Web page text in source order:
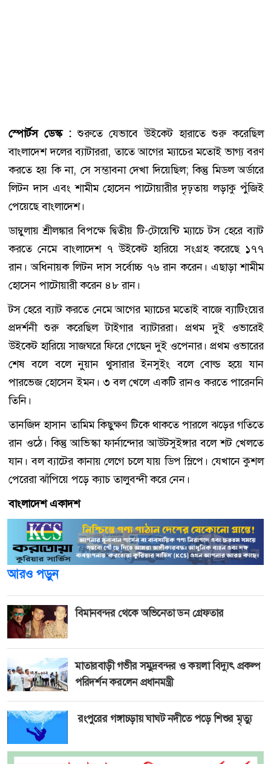
স্পোর্টস ডেস্ক :শুরুতে যেভাবে উইকেট হারাতে শুরু করেছিল
বাংলাদেশ দলের ব্যাটাররা, তাতে আগের ম্যাচের মতোই ভাগ্য বরণ
করতে হয় কি না, সে সম্ভাবনা দেখা দিয়েছিল; কিন্তু মিডল অর্ডারে
লিটন দাস এবং শামীম হোসেন পাটোয়ারীর দৃঢ়তায় লড়াকু পুঁজিই
পেয়েছে বাংলাদেশ।
ডাম্বুলায় শ্রীলঙ্কার বিপক্ষে দ্বিতীয় টি-টোয়েন্টি ম্যাচে টস হেরে ব্যাট
করতে নেমে বাংলাদেশ ৭ উইকেট হারিয়ে সংগ্রহ করেছে ১৭৭
রান। অধিনায়ক লিটন দাস সর্বোচ্চ ৭৬ রান করেন। এছাড়া শামীম
হোসেন পাটোয়ারী করেন ৪৮ রান।
টস হেরে ব্যাট করতে নেমে আগের ম্যাচের মতোই বাজে ব্যাটিংয়ের
প্রদর্শনী শুরু করেছিল টাইগার ব্যাটাররা। প্রথম দুই ওভারেই
উইকেট হারিয়ে সাজঘরে ফিরে গেছেন দুই ওপেনার। প্রথম ওভারের
শেষ বলে বলে নুয়ান থুসারার ইনসুইং বলে বোল্ড হয়ে যান
পারভেজ হোসেন ইমন। ৩ বল খেলে একটি রানও করতে পারেননি
তিনি।
তানজিদ হাসান তামিম কিছুক্ষণ টিকে থাকতে পারলে ঝড়ের গতিতে
রান ওঠে। কিন্তু আভিস্কা ফার্নান্দোর আউটসুইঙ্গার বলে শট খেলতে
যান। বল ব্যাটের কানায় লেগে চলে যায় ডিপ স্লিপে। যেখানে কুশল
পেরেরা ঝাঁপিয়ে পড়ে ক্যাচ তালুবন্দী করে নেন।
বাংলাদেশ একাদশ
আরও পড়ুন
বিমানবন্দর থেকে অভিনেতা ডন গ্রেফতার
মাতারবাড়ী গভীর সমুদ্রবন্দর ও কয়লা বিদ্যুৎ প্রকল্প
পরিদর্শন করলেন প্রধানমন্ত্রী
রংপুরের গঙ্গাচড়ায় ঘাঘট নদীতে পড়ে শিশুর মৃত্যু